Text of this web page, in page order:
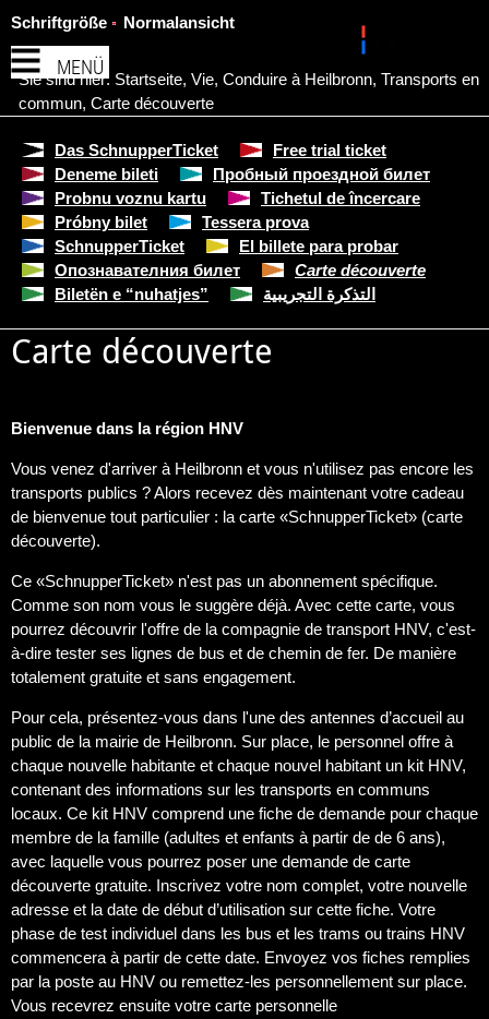
MENÜ
Schriftgröße Normalansicht
Sie sind hier: Startseite, Vie, Conduire à Heilbronn, Transports en
commun, Carte découverte
Das SchnupperTicket
Free trial ticket
Deneme bileti
Пробный проездной билет
Probnu voznu kartu
Tichetul de încercare
Próbny bilet
Tessera prova
SchnupperTicket
El billete para probar
Опознавателния билет
Carte découverte
Biletën e “nuhatjes”
التذكرة التجريبية
Carte découverte
Bienvenue dans la région HNV
Vous venez d'arriver à Heilbronn et vous n'utilisez pas encore les
transports publics ? Alors recevez dès maintenant votre cadeau
de bienvenue tout particulier : la carte «SchnupperTicket» (carte
découverte).
Ce «SchnupperTicket» n'est pas un abonnement spécifique.
Comme son nom vous le suggère déjà. Avec cette carte, vous
pourrez découvrir l'offre de la compagnie de transport HNV, c'est-
à-dire tester ses lignes de bus et de chemin de fer. De manière
totalement gratuite et sans engagement.
Pour cela, présentez-vous dans l'une des antennes d’accueil au
public de la mairie de Heilbronn. Sur place, le personnel offre à
chaque nouvelle habitante et chaque nouvel habitant un kit HNV,
contenant des informations sur les transports en communs
locaux. Ce kit HNV comprend une fiche de demande pour chaque
membre de la famille (adultes et enfants à partir de de 6 ans),
avec laquelle vous pourrez poser une demande de carte
découverte gratuite. Inscrivez votre nom complet, votre nouvelle
adresse et la date de début d’utilisation sur cette fiche. Votre
phase de test individuel dans les bus et les trams ou trains HNV
commencera à partir de cette date. Envoyez vos fiches remplies
par la poste au HNV ou remettez-les personnellement sur place.
Vous recevrez ensuite votre carte personnelle